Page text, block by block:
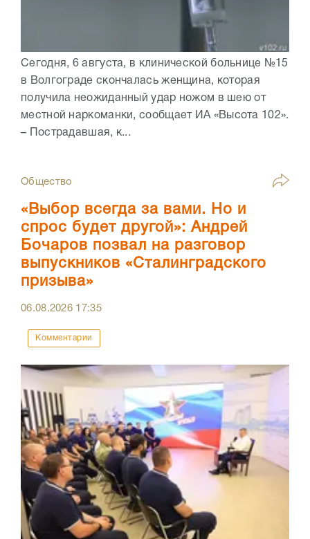
Сегодня, 6 августа, в клинической больнице №15
в Волгограде скончалась женщина, которая
получила неожиданный удар ножом в шею от
местной наркоманки, сообщает ИА «Высота 102».
– Пострадавшая, к...
Общество
«Выбор всегда за вами. Но и
спрос будет другой»: Андрей
Бочаров позвал на разговор
выпускников «Сталинградского
призыва»
06.08.2026 17:35
Комментарии